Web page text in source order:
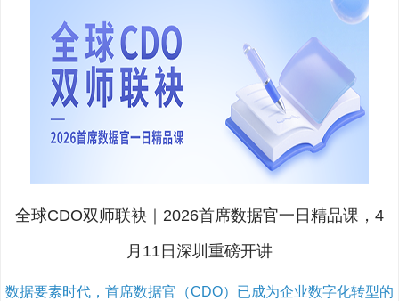
全球CDO双师联袂｜2026首席数据官一日精品课，4
月11日深圳重磅开讲
数据要素时代，首席数据官（CDO）已成为企业数字化转型的